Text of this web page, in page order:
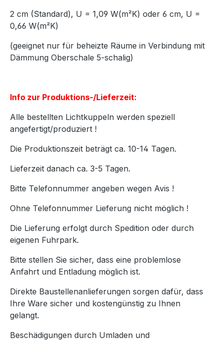
2 cm (Standard), U = 1,09 W(m²K) oder 6 cm, U =
0,66 W(m²K)
(geeignet nur für beheizte Räume in Verbindung mit
Dämmung Oberschale 5-schalig)
Info zur Produktions-/Lieferzeit:
Alle bestellten Lichtkuppeln werden speziell
angefertigt/produziert !
Die Produktionszeit beträgt ca. 10-14 Tagen.
Lieferzeit danach ca. 3-5 Tagen.
Bitte Telefonnummer angeben wegen Avis !
Ohne Telefonnummer Lieferung nicht möglich !
Die Lieferung erfolgt durch Spedition oder durch
eigenen Fuhrpark.
Bitte stellen Sie sicher, dass eine problemlose
Anfahrt und Entladung möglich ist.
Direkte Baustellenanlieferungen sorgen dafür, dass
Ihre Ware sicher und kostengünstig zu Ihnen
gelangt.
Beschädigungen durch Umladen und